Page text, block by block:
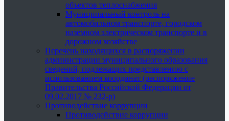
объектов теплоснабжения
Муниципальный контроль на
автомобильном транспорте, городском
наземном электрическом транспорте и в
дорожном хозяйстве
Перечень находящихся в распоряжении
администрации муниципального образования
сведений, подлежащих представлению с
использованием координат (распоряжение
Правительства Российской Федерации от
09.02.2017 № 232-р)
Противодействие коррупции
Противодействие коррупции